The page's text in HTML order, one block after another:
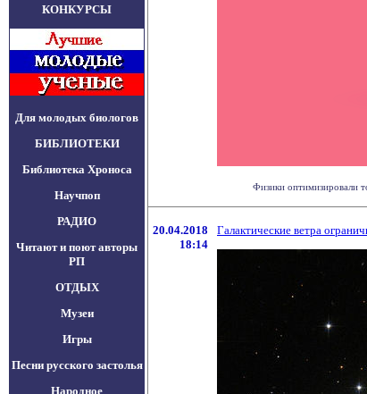
КОНКУРСЫ
Для молодых биологов
БИБЛИОТЕКИ
Библиотека Хроноса
Научпоп
РАДИО
Читают и поют авторы
РП
ОТДЫХ
Музеи
Игры
Песни русского застолья
Народное
Физики оптимизировали
20.04.2018
18:14
Галактические ветра